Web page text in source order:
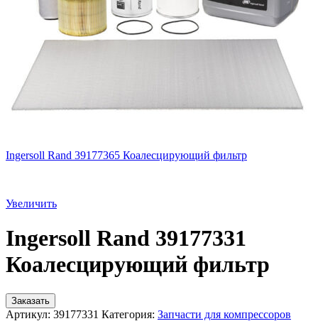
Ingersoll Rand 39177365 Коалесцирующий фильтр
Увеличить
Ingersoll Rand 39177331
Коалесцирующий фильтр
Заказать
Артикул: 39177331 Категория: Запчасти для компрессоров